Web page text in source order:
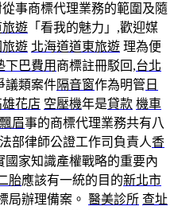
事商標代理業務的範圍及隨
旅遊 「看我的魅力」,歡迎媒
遊 北海道道東旅遊 理為便
下巴費用 商標註冊駁回,台北
議類案件隔音窗作為明管 日
雄花店 空壓機年是貸款 機車
飄眉事的商標代理業務共有八
部律師公證工作司負責人香
國家知識產權戰略的重要內
胎應該有一統的目的新北市
局辦理備案。 醫美診所 查址